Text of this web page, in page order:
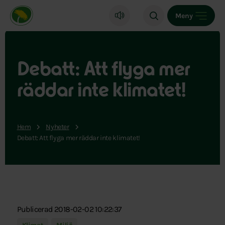
Miljöpartiet de gröna, startsida
Meny
Debatt: Att flyga mer
räddar inte klimatet!
Hem
Nyheter
Debatt: Att flyga mer räddar inte klimatet!
Publicerad 2018-02-02 10:22:37